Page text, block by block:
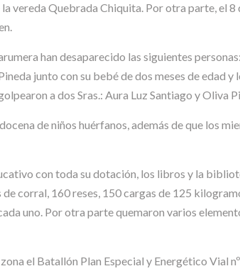
vereda Quebrada Chiquita. Por otra parte, el
han desaparecido las siguientes
junto con su bebé de dos meses de edad y
a dos Sras.: Aura Luz Santiago y Oliva
de niños huérfanos, además de que los
con toda su dotación, los libros y la
corral, 160 reses, 150 cargas de 125
uno. Por otra parte quemaron varios
el Batallón Plan Especial y Energético Vial